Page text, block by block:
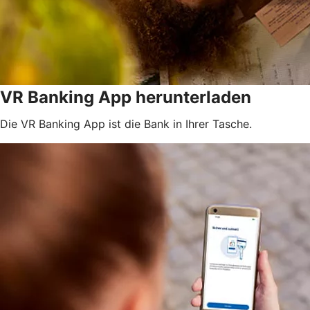
VR Banking App herunterladen
Die VR Banking App ist die Bank in Ihrer Tasche.